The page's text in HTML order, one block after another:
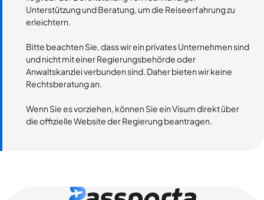
Unterstützung und Beratung, um die Reiseerfahrung zu
erleichtern.
Bitte beachten Sie, dass wir ein privates Unternehmen sind
und nicht mit einer Regierungsbehörde oder
Anwaltskanzlei verbunden sind. Daher bieten wir keine
Rechtsberatung an.
Wenn Sie es vorziehen, können Sie ein Visum direkt über
die offizielle Website der Regierung beantragen.